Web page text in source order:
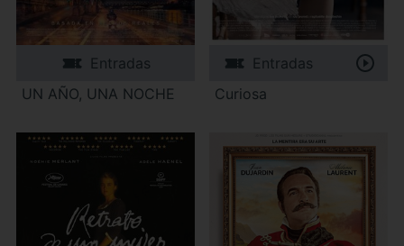
Entradas
UN AÑO, UNA NOCHE
Entradas
Curiosa